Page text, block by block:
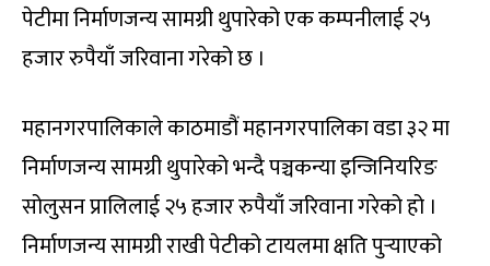
पेटीमा निर्माणजन्य सामग्री थुपारेको एक कम्पनीलाई २५
हजार रुपैयाँ जरिवाना गरेको छ ।
महानगरपालिकाले काठमाडौं महानगरपालिका वडा ३२ मा
निर्माणजन्य सामग्री थुपारेको भन्दै पञ्चकन्या इन्जिनियरिङ
सोलुसन प्रालिलाई २५ हजार रुपैयाँ जरिवाना गरेको हो ।
निर्माणजन्य सामग्री राखी पेटीको टायलमा क्षति पुर्‍याएको